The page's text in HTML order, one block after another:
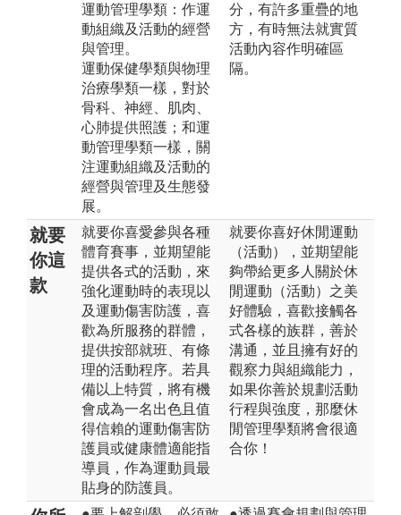
運動管理學類：作運
動組織及活動的經營
與管理。
運動保健學類與物理
治療學類一樣，對於
骨科、神經、肌肉、
心肺提供照護；和運
動管理學類一樣，關
注運動組織及活動的
經營與管理及生態發
展。
分，有許多重疊的地
方，有時無法就實質
活動內容作明確區
隔。
就要
你這
款
就要你喜愛參與各種
體育賽事，並期望能
提供各式的活動，來
強化運動時的表現以
及運動傷害防護，喜
歡為所服務的群體，
提供按部就班、有條
理的活動程序。若具
備以上特質，將有機
會成為一名出色且值
得信賴的運動傷害防
護員或健康體適能指
導員，作為運動員最
貼身的防護員。
就要你喜好休閒運動
（活動），並期望能
夠帶給更多人關於休
閒運動（活動）之美
好體驗，喜歡接觸各
式各樣的族群，善於
溝通，並且擁有好的
觀察力與組織能力，
如果你善於規劃活動
行程與強度，那麼休
閒管理學類將會很適
合你！